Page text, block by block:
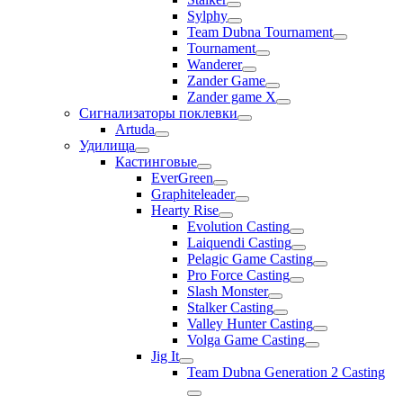
Sylphy
Team Dubna Tournament
Tournament
Wanderer
Zander Game
Zander game X
Сигнализаторы поклевки
Artuda
Удилища
Кастинговые
EverGreen
Graphiteleader
Hearty Rise
Evolution Casting
Laiquendi Casting
Pelagic Game Casting
Pro Force Casting
Slash Monster
Stalker Casting
Valley Hunter Casting
Volga Game Casting
Jig It
Team Dubna Generation 2 Casting